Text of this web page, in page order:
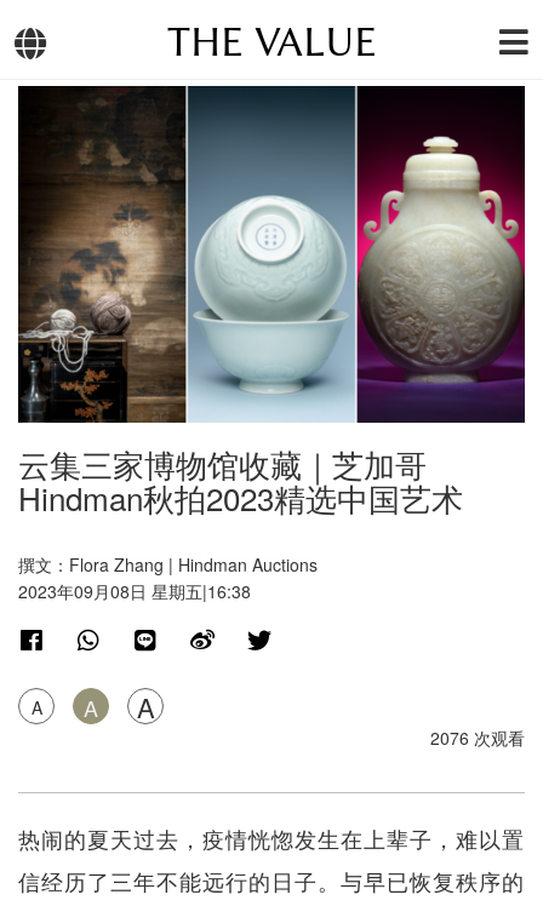
THE VALUE
云集三家博物馆收藏｜芝加哥
Hindman秋拍2023精选中国艺术
撰文：Flora Zhang | Hindman Auctions
2023年09月08日 星期五|16:38
A A A
2076 次观看
热闹的夏天过去，疫情恍惚发生在上辈子，难以置
信经历了三年不能远行的日子。与早已恢复秩序的